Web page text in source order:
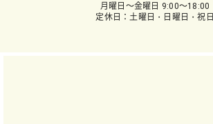
月曜日～金曜日 9:00～18:00
定休日：土曜日・日曜日・祝日